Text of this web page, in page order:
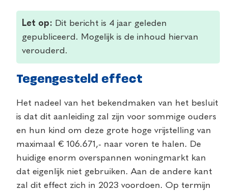
Let op: Dit bericht is 4 jaar geleden
gepubliceerd. Mogelijk is de inhoud hiervan
verouderd.
Tegengesteld effect
Het nadeel van het bekendmaken van het besluit
is dat dit aanleiding zal zijn voor sommige ouders
en hun kind om deze grote hoge vrijstelling van
maximaal € 106.671,- naar voren te halen. De
huidige enorm overspannen woningmarkt kan
dat eigenlijk niet gebruiken. Aan de andere kant
zal dit effect zich in 2023 voordoen. Op termijn